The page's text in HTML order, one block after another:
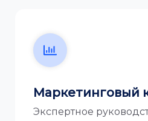
Маркетинговый
Экспертное